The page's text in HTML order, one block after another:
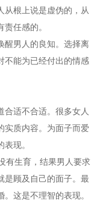
从根上说是虚伪的，从
任感的。
醒男人的良知。选择离
不能为已经付出的情感
合适不合适。很多女人
实质内容。为面子而爱
现。
有生育，结果男人要求
是顾及自己的面子。最
这是不理智的表现。